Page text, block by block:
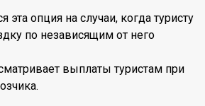
опция на случаи, когда туристу
по независящим от него
выплаты туристам при